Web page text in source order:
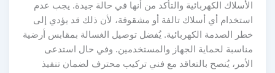
الأسلاك الكهربائية والتأكد من أنها في حالة جيدة. يجب عدم
استخدام أي أسلاك تالفة أو مشقوقة، لأن ذلك قد يؤدي إلى
خطر الصدمة الكهربائية. يُفضل توصيل الغسالة بمقابس أرضية
مناسبة لحماية الجهاز والمستخدمين. وفي حال استدعى
الأمر، يُنصح بالتعاقد مع فني تركيب محترف لضمان تنفيذ